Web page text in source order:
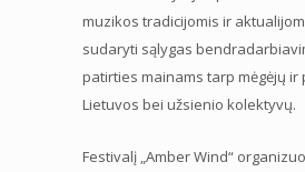
muzikos tradicijomis ir
sudaryti sąlygas
patirties mainams tarp mėgėjų ir
Lietuvos bei užsienio kolektyvų.
Festivalį „Amber Wind“